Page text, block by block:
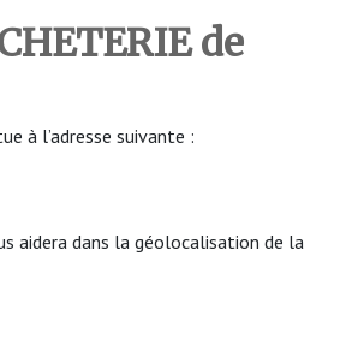
de
à l’adresse suivante :
aidera dans la géolocalisation de la